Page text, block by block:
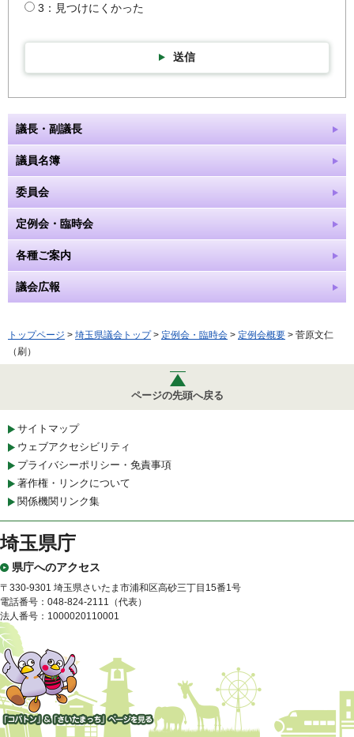
3：見つけにくかった
送信
議長・副議長
議員名簿
委員会
定例会・臨時会
各種ご案内
議会広報
トップページ > 埼玉県議会トップ> 定例会・臨時会 > 定例会概要 > 菅原文仁
（刷）
ページの先頭へ戻る
サイトマップ
ウェブアクセシビリティ
プライバシーポリシー・免責事項
著作権・リンクについて
関係機関リンク集
埼玉県庁
県庁へのアクセス
〒330-9301 埼玉県さいたま市浦和区高砂三丁目15番1号
電話番号：048-824-2111（代表）
法人番号：1000020110001
「コバトン」&「さいたまっ